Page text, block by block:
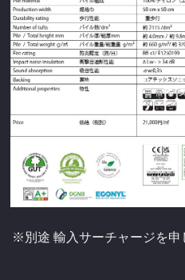
※別途 輸入サーチャージを申